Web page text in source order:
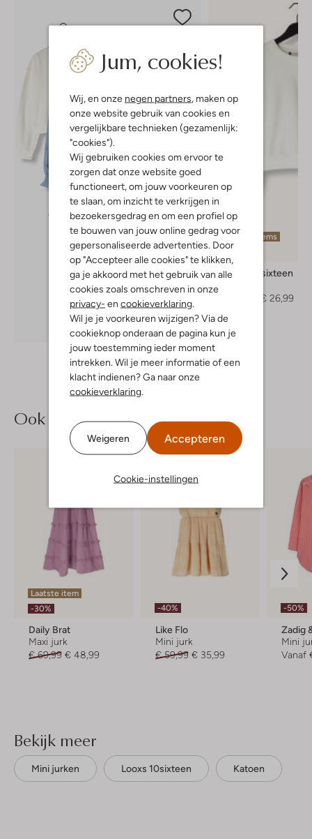
Jum, cookies!
Wij, en onze negen partners, maken op
onze website gebruik van cookies en
vergelijkbare technieken (gezamenlijk:
"cookies").
Wij gebruiken cookies om ervoor te
zorgen dat onze website goed
functioneert, om jouw voorkeuren op
te slaan, om inzicht te verkrijgen in
bezoekersgedrag en om een profiel op
te bouwen van jouw online gedrag voor
gepersonaliseerde advertenties. Door
op "Accepteer alle cookies" te klikken,
ga je akkoord met het gebruik van alle
cookies zoals omschreven in onze
privacy- en cookieverklaring.
Wil je je voorkeuren wijzigen? Via de
cookieknop onderaan de pagina kun je
jouw toestemming ieder moment
intrekken. Wil je meer informatie of een
klacht indienen? Ga naar onze
cookieverklaring.
Weigeren Accepteren
Cookie-instellingen
Ontdek de look
Laatste items
-40%
Looxs 10sixteen
€ 26,99
Ook iets voor jou?
Laatste item
-30%
Daily Brat
Maxi jurk
€ 69,99 € 48,99
-40%
Like Flo
Mini jurk
€ 59,99 € 35,99
-50%
Zadig
Mini
Vanaf
Bekijk meer
Mini jurken Looxs 10sixteen Katoen